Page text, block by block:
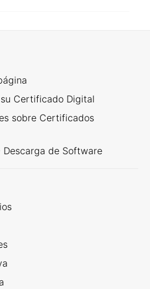
Certificado Digital
sobre Certificados
de Software